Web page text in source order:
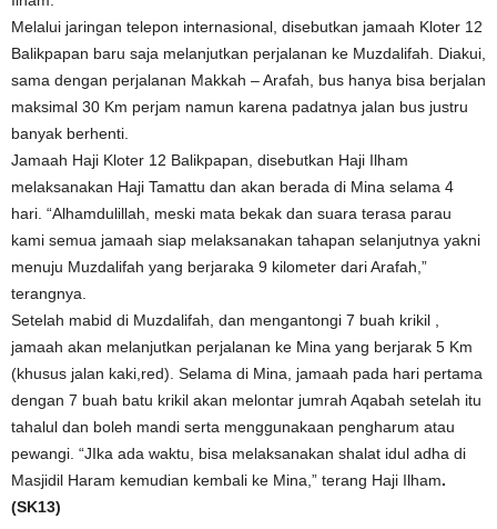
Melalui jaringan telepon internasional, disebutkan jamaah Kloter 12
Balikpapan baru saja melanjutkan perjalanan ke Muzdalifah. Diakui,
sama dengan perjalanan Makkah – Arafah, bus hanya bisa berjalan
maksimal 30 Km perjam namun karena padatnya jalan bus justru
banyak berhenti.
Jamaah Haji Kloter 12 Balikpapan, disebutkan Haji Ilham
melaksanakan Haji Tamattu dan akan berada di Mina selama 4
hari. “Alhamdulillah, meski mata bekak dan suara terasa parau
kami semua jamaah siap melaksanakan tahapan selanjutnya yakni
menuju Muzdalifah yang berjaraka 9 kilometer dari Arafah,”
terangnya.
Setelah mabid di Muzdalifah, dan mengantongi 7 buah krikil ,
jamaah akan melanjutkan perjalanan ke Mina yang berjarak 5 Km
(khusus jalan kaki,red). Selama di Mina, jamaah pada hari pertama
dengan 7 buah batu krikil akan melontar jumrah Aqabah setelah itu
tahalul dan boleh mandi serta menggunakaan pengharum atau
pewangi. “JIka ada waktu, bisa melaksanakan shalat idul adha di
Masjidil Haram kemudian kembali ke Mina,” terang Haji Ilham.
(SK13)